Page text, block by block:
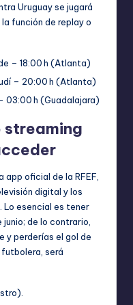
Uruguay se jugará
función de replay o
– 18:00 h (Atlanta)
– 20:00 h (Atlanta)
03:00 h (Guadalajara)
oficial de la RFEF,
digital y los
Lo esencial es tener
de lo contrario,
y perderías el gol de
será